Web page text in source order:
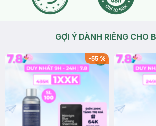
GỢI Ý DÀNH RIÊNG CHO
-55%